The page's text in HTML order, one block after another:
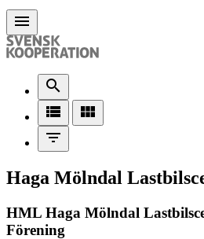
menu
search
view_list
view_module
filter_list
Haga Mölndal
HML Haga Mölndal
Förening